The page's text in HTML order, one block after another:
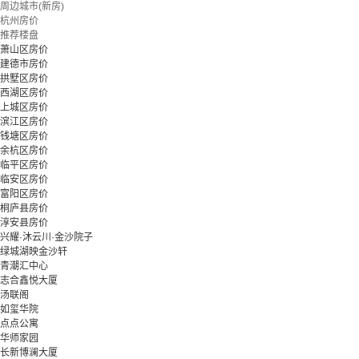
周边城市(新房)
杭州房价
推荐楼盘
萧山区房价
建德市房价
拱墅区房价
西湖区房价
上城区房价
滨江区房价
钱塘区房价
余杭区房价
临平区房价
临安区房价
富阳区房价
桐庐县房价
淳安县房价
兴耀·沐云川·金沙院子
绿城湖映金沙轩
青潮汇中心
志合鑫悦大厦
汤联阁
如玺华院
点点公寓
华师家园
长新博澜大厦